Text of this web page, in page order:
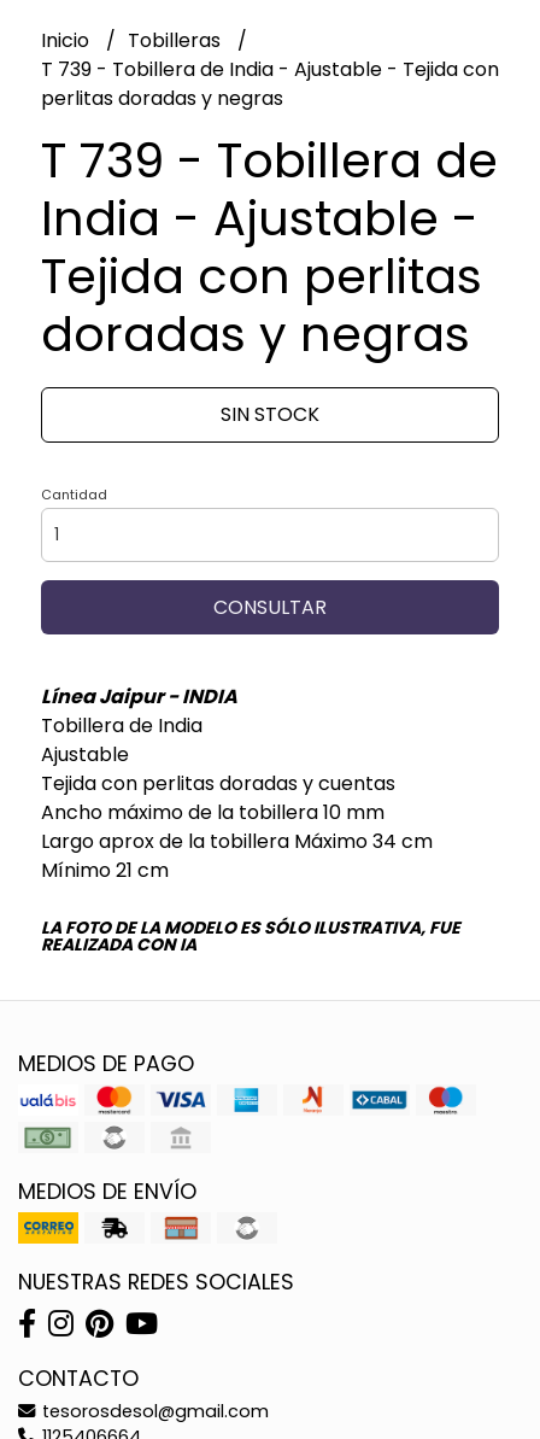
Inicio
Tobilleras
T 739 - Tobillera de India - Ajustable - Tejida con
perlitas doradas y negras
T 739 - Tobillera de
India - Ajustable -
Tejida con perlitas
doradas y negras
SIN STOCK
Cantidad
CONSULTAR
Línea Jaipur - INDIA
Tobillera de India
Ajustable
Tejida con perlitas doradas y cuentas
Ancho máximo de la tobillera 10 mm
Largo aprox de la tobillera Máximo 34 cm
Mínimo 21 cm
LA FOTO DE LA MODELO ES SÓLO ILUSTRATIVA, FUE
REALIZADA CON IA
MEDIOS DE PAGO
MEDIOS DE ENVÍO
NUESTRAS REDES SOCIALES
CONTACTO
tesorosdesol@gmail.com